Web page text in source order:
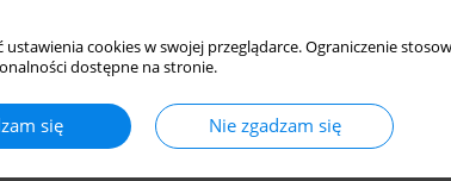
ustawienia cookies w swojej przeglądarce. Ograniczenie
dostępne na stronie.
się Nie zgadzam się